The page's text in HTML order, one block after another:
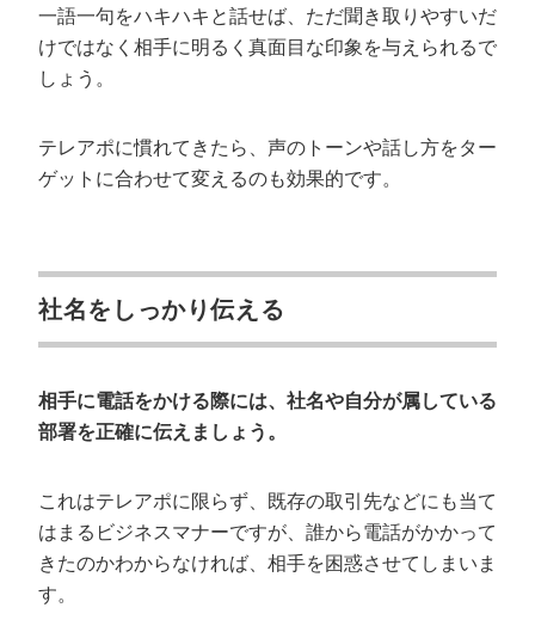
一語一句をハキハキと話せば、ただ聞き取りやすいだ
けではなく相手に明るく真面目な印象を与えられるで
しょう。
テレアポに慣れてきたら、声のトーンや話し方をター
ゲットに合わせて変えるのも効果的です。
社名をしっかり伝える
相手に電話をかける際には、社名や自分が属している
部署を正確に伝えましょう。
これはテレアポに限らず、既存の取引先などにも当て
はまるビジネスマナーですが、誰から電話がかかって
きたのかわからなければ、相手を困惑させてしまいま
す。